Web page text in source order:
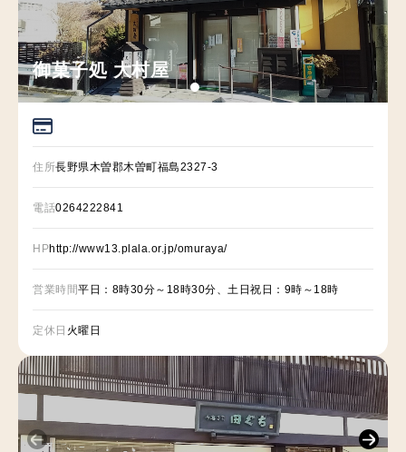
御菓子処 大村屋
住所長野県木曽郡木曽町福島2327-3
電話0264222841
HPhttp://www13.plala.or.jp/omuraya/
営業時間平日：8時30分～18時30分、土日祝日：9時～18時
定休日 火曜日